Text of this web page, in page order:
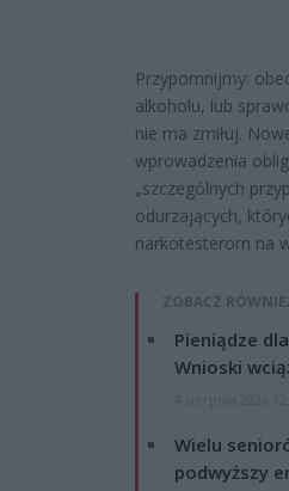
Przypomnijmy:
alkoholu, lub
nie ma zmiłuj.
wprowadzenia
„szczególnych
odurzających,
narkotesterom na
ZOBACZ
Pieniądze
Wnioski
Wielu
podwyższy